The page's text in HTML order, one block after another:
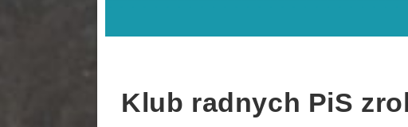
Klub radnych PiS